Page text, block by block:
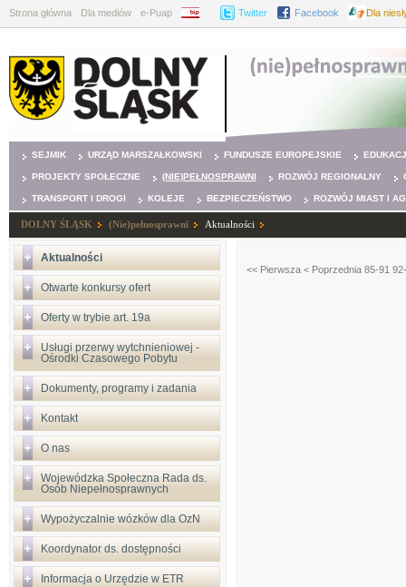
Strona główna Dla mediów e-Puap BIP Twitter Facebook Dla
SEJMIK URZĄD MARSZAŁKOWSKI FUNDUSZE EUROPEJSKIE
PROJEKTY SPOŁECZNE (NIE)PEŁNOSPRAWNI ROZWÓJ REGIONALNY
TRANSPORT I DROGI KOLEJE BEZPIECZEŃSTWO ROZWÓJ MIAST I
DOLNY ŚLĄSK (Nie)pełnosprawni Aktualności
Aktualności
Otwarte konkursy ofert
Oferty w trybie art. 19a
Usługi przerwy wytchnieniowej -
Ośrodki Czasowego Pobytu
Dokumenty, programy i zadania
Kontakt
O nas
Wojewódzka Społeczna Rada ds.
Osób Niepełnosprawnych
Wypożyczalnie wózków dla OzN
Koordynator ds. dostępności
Informacja o Urzędzie w ETR
<< Pierwsza < Poprzednia 85-91